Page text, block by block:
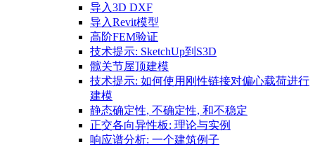
导入3D DXF
导入Revit模型
高阶FEM验证
技术提示: SketchUp到S3D
髋关节屋顶建模
技术提示: 如何使用刚性链接对偏心载荷进行
建模
静态确定性, 不确定性, 和不稳定
正交各向异性板: 理论与实例
响应谱分析: 一个建筑例子